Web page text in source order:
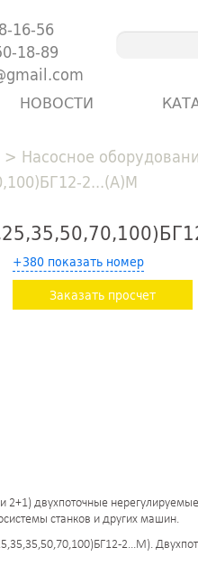
16-56
18-89
НОВОСТИ
> Насосное
2...(А)М
+380 показать номер
Заказать просчет
двухпоточные
станков и других машин.
2...М).